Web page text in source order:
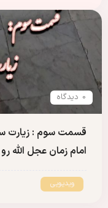
0 دیدگاه
قسمت سوم : زیارت
امام زمان عجل الله
ویدیویی